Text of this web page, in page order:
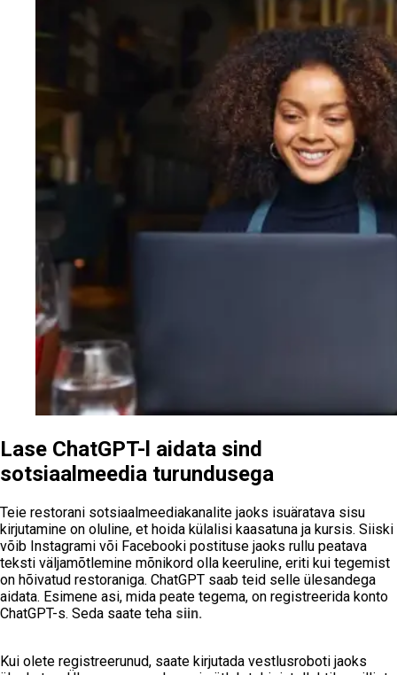
Lase ChatGPT-l aidata sind
sotsiaalmeedia turundusega
Teie restorani sotsiaalmeediakanalite jaoks isuäratava sisu
kirjutamine on oluline, et hoida külalisi kaasatuna ja kursis. Siiski
võib Instagrami või Facebooki postituse jaoks rullu peatava
teksti väljamõtlemine mõnikord olla keeruline, eriti kui tegemist
on hõivatud restoraniga. ChatGPT saab teid selle ülesandega
aidata. Esimene asi, mida peate tegema, on registreerida konto
ChatGPT-s. Seda saate teha siin.
Kui olete registreerunud, saate kirjutada vestlusroboti jaoks